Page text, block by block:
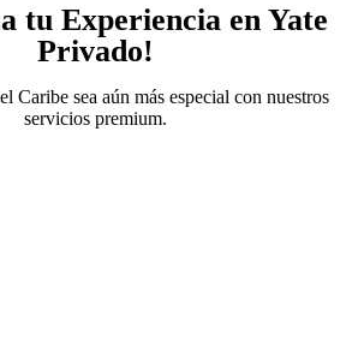
tu Experiencia en Yate
Privado!
Caribe sea aún más especial con nuestros
servicios premium.